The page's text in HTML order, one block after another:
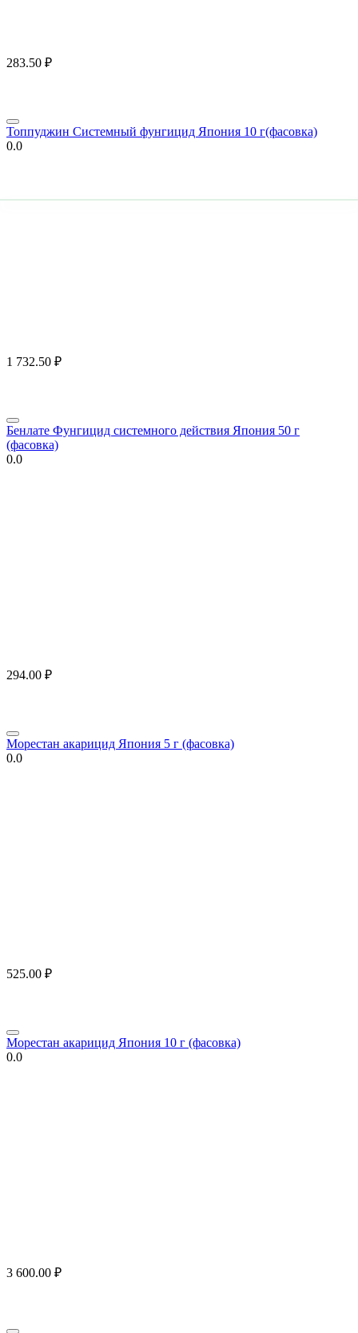
283.50 ₽
Топпуджин Системный фунгицид Япония 10 г(фасовка)
0.0
1 732.50 ₽
Бенлате Фунгицид системного действия Япония 50 г
(фасовка)
0.0
294.00 ₽
Морестан акарицид Япония 5 г (фасовка)
0.0
525.00 ₽
Морестан акарицид Япония 10 г (фасовка)
0.0
3 600.00 ₽